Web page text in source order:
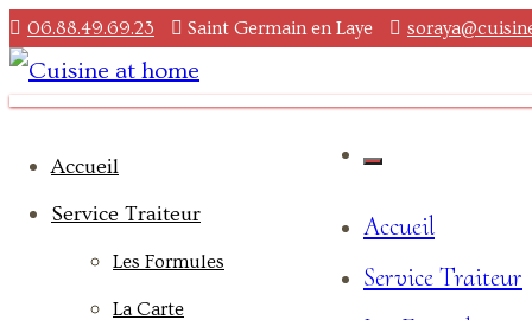
Aller
au
06.88.49.69.23 Saint Germain en Laye
Accueil
Service Traiteur
Les Formules
La Carte
Accueil
Service Traiteur